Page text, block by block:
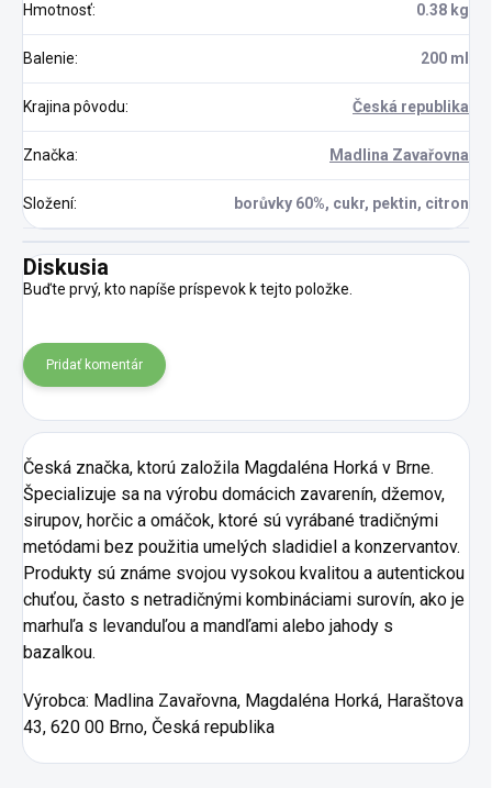
Hmotnosť: 0.38 kg
Balenie: 200 ml
Krajina pôvodu: Česká republika
Značka: Madlina Zavařovna
Složení: borůvky 60%, cukr, pektin, citron
Diskusia
Buďte prvý, kto napíše príspevok k tejto položke.
Pridať komentár
Česká značka, ktorú založila Magdaléna Horká v Brne.
Špecializuje sa na výrobu domácich zavarenín, džemov,
sirupov, horčic a omáčok, ktoré sú vyrábané tradičnými
metódami bez použitia umelých sladidiel a konzervantov.
Produkty sú známe svojou vysokou kvalitou a autentickou
chuťou, často s netradičnými kombináciami surovín, ako je
marhuľa s levanduľou a mandľami alebo jahody s
bazalkou.
Výrobca: Madlina Zavařovna, Magdaléna Horká, Haraštova
43, 620 00 Brno, Česká republika